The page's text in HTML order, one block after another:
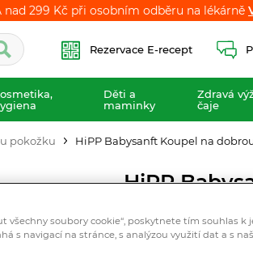
nad 299 Kč při osobním odběru na lékárně
nad 299 Kč při osobním odběru na lékárně
Rezervace E-recept
Děti a
maminky
Zdravá
čaje
pokožku HiPP Babysanft Koupel na
HiPP
Kosmetika
S výtažkem ze
všechny soubory cookie“, poskytnete tím souhlas k
s navigací na stránce, s analýzou využití dat a s